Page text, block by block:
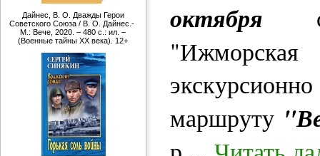
Дайнес, В. О. Дважды Герои
Советского Союза / В. О. Дайнес.-
М.: Вече, 2020. – 480 с.: ил. –
(Военные тайны ХХ века). 12+
октября
маршруту